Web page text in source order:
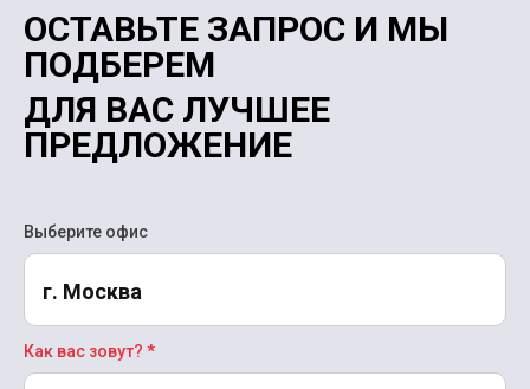
ОСТАВЬТЕ ЗАПРОС И МЫ
ПОДБЕРЕМ
ДЛЯ ВАС ЛУЧШЕЕ
ПРЕДЛОЖЕНИЕ
Выберите офис
г. Москва
Как вас зовут? *